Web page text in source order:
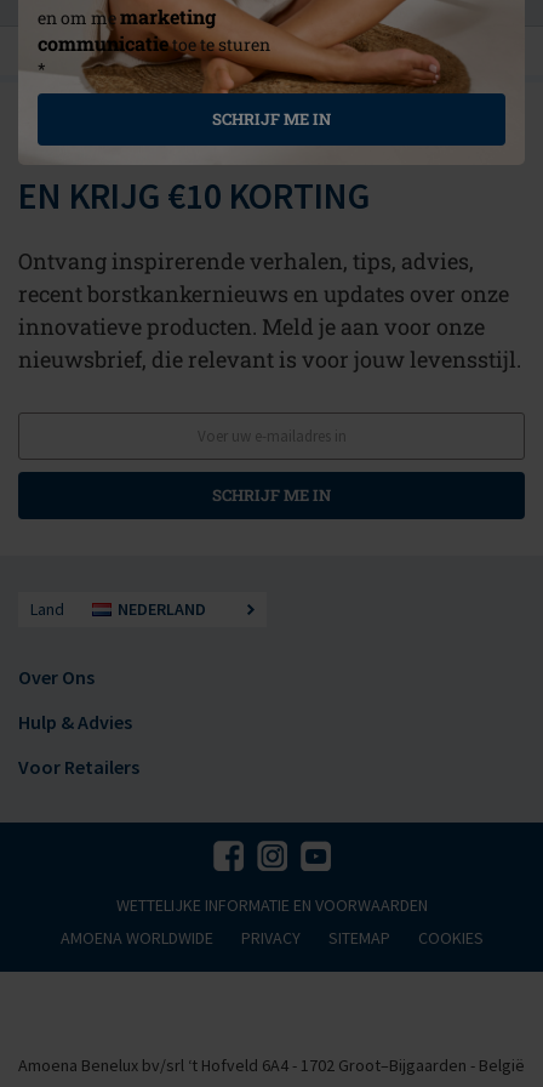
en om memarketing
communicatietoe te sturen
*
SCHRIJF ME IN
BLIJF IN CONTACT MET AMOENA
EN KRIJG €10 KORTING
Ontvang inspirerende verhalen, tips, advies,
recent borstkankernieuws en updates over onze
innovatieve producten. Meld je aan voor onze
nieuwsbrief, die relevant is voor jouw levensstijl.
SCHRIJF ME IN
Land NEDERLAND
Over Ons
Hulp & Advies
Voor Retailers
WETTELIJKE INFORMATIE EN VOORWAARDEN
AMOENA WORLDWIDE
PRIVACY SITEMAP COOKIES
Amoena Benelux bv/srl ‘t Hofveld 6A4 - 1702 Groot–Bijgaarden - België